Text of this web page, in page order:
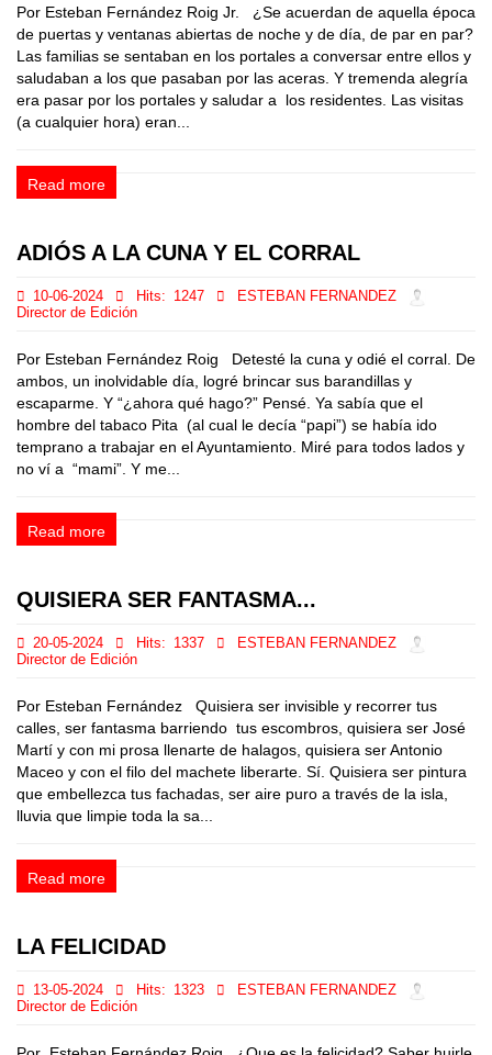
Por Esteban Fernández Roig Jr. ¿Se acuerdan de aquella época
de puertas y ventanas abiertas de noche y de día, de par en par?
Las familias se sentaban en los portales a conversar entre ellos y
saludaban a los que pasaban por las aceras. Y tremenda alegría
era pasar por los portales y saludar a los residentes. Las visitas
(a cualquier hora) eran...
Read more
ADIÓS A LA CUNA Y EL CORRAL
10-06-2024 Hits: 1247
ESTEBAN FERNANDEZ
Director de Edición
Por Esteban Fernández Roig Detesté la cuna y odié el corral. De
ambos, un inolvidable día, logré brincar sus barandillas y
escaparme. Y “¿ahora qué hago?” Pensé. Ya sabía que el
hombre del tabaco Pita (al cual le decía “papi”) se había ido
temprano a trabajar en el Ayuntamiento. Miré para todos lados y
no ví a “mami”. Y me...
Read more
QUISIERA SER FANTASMA...
20-05-2024 Hits: 1337
ESTEBAN FERNANDEZ
Director de Edición
Por Esteban Fernández Quisiera ser invisible y recorrer tus
calles, ser fantasma barriendo tus escombros, quisiera ser José
Martí y con mi prosa llenarte de halagos, quisiera ser Antonio
Maceo y con el filo del machete liberarte. Sí. Quisiera ser pintura
que embellezca tus fachadas, ser aire puro a través de la isla,
lluvia que limpie toda la sa...
Read more
LA FELICIDAD
13-05-2024 Hits: 1323
ESTEBAN FERNANDEZ
Director de Edición